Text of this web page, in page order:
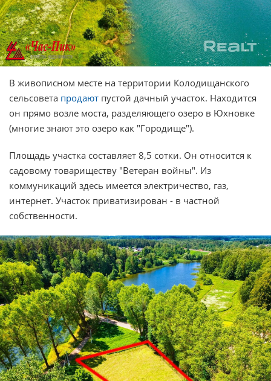
В живописном месте на территории Колодищанского
сельсовета продают пустой дачный участок. Находится
он прямо возле моста, разделяющего озеро в Юхновке
(многие знают это озеро как "Городище").
Площадь участка составляет 8,5 сотки. Он относится к
садовому товариществу "Ветеран войны". Из
коммуникаций здесь имеется электричество, газ,
интернет. Участок приватизирован - в частной
собственности.